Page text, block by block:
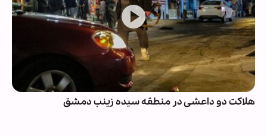
هلاکت دو داعشی در منطقه سیده زینب دمشق